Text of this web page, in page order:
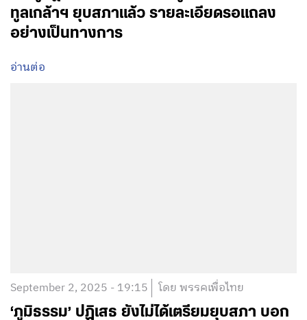
ทูลเกล้าฯ ยุบสภาแล้ว รายละเอียดรอแถลง
อย่างเป็นทางการ
อ่านต่อ
September 2, 2025 - 19:15 โดย พรรคเพื่อไทย
‘ภูมิธรรม’ ปฏิเสธ ยังไม่ได้เตรียมยุบสภา บอก